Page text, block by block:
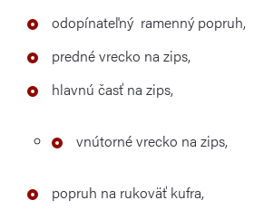
odopínateľný ramenný popruh,
predné vrecko na zips,
hlavnú časť na zips,
vnútorné vrecko na zips,
popruh na rukoväť kufra,